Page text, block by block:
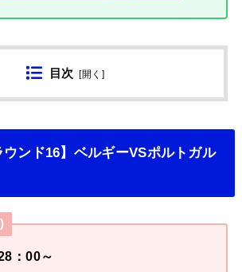
目次 [開く ]
ウンド16】ベルギーVSポルトガル
：00～